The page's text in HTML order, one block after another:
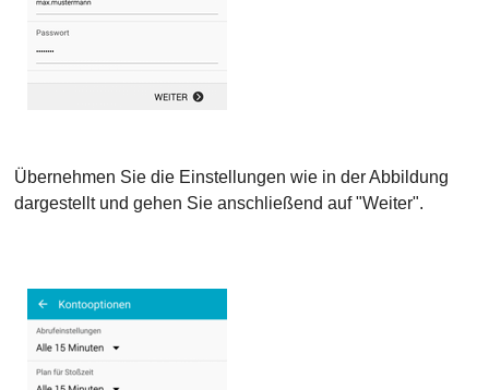
Übernehmen Sie die Einstellungen wie in der Abbildung
dargestellt und gehen Sie anschließend auf "Weiter".